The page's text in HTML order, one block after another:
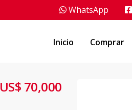
WhatsApp
Inicio Comprar
US$ 70,000